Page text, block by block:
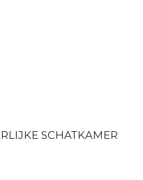
SCHATKAMER